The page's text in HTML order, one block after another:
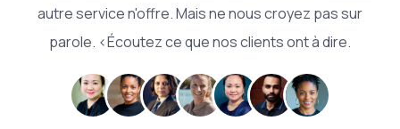
autre service n'offre. Mais ne nous croyez pas sur
parole. <Écoutez ce que nos clients ont à dire.